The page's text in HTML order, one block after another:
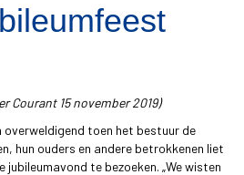
Courant 15 november 2019)
overweldigend toen het bestuur de
hun ouders en andere betrokkenen liet
jubileumavond te bezoeken. „We wisten